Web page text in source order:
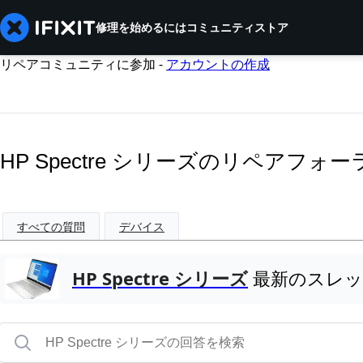
修理を始めるにはコミュニティストア
リペアコミュニティに参加 - アカウントの作成
HP Spectre シリーズのリペアフォー
すべての質問 デバイス
HP Spectre シリーズ 最新のスレ